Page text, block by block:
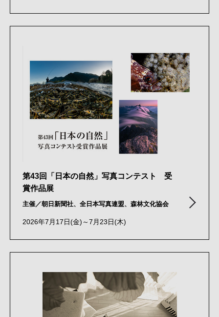
第43回「日本の自然」写真コンテスト 受
賞作品展
主催／朝日新聞社、全日本写真連盟、森林文化協会
2026年7月17日(金)～7月23日(木)